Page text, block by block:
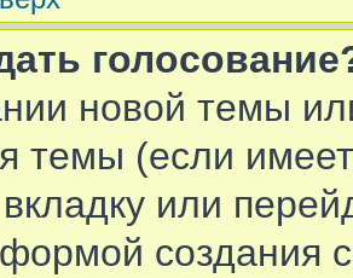
новой темы
темы (если
или
создания